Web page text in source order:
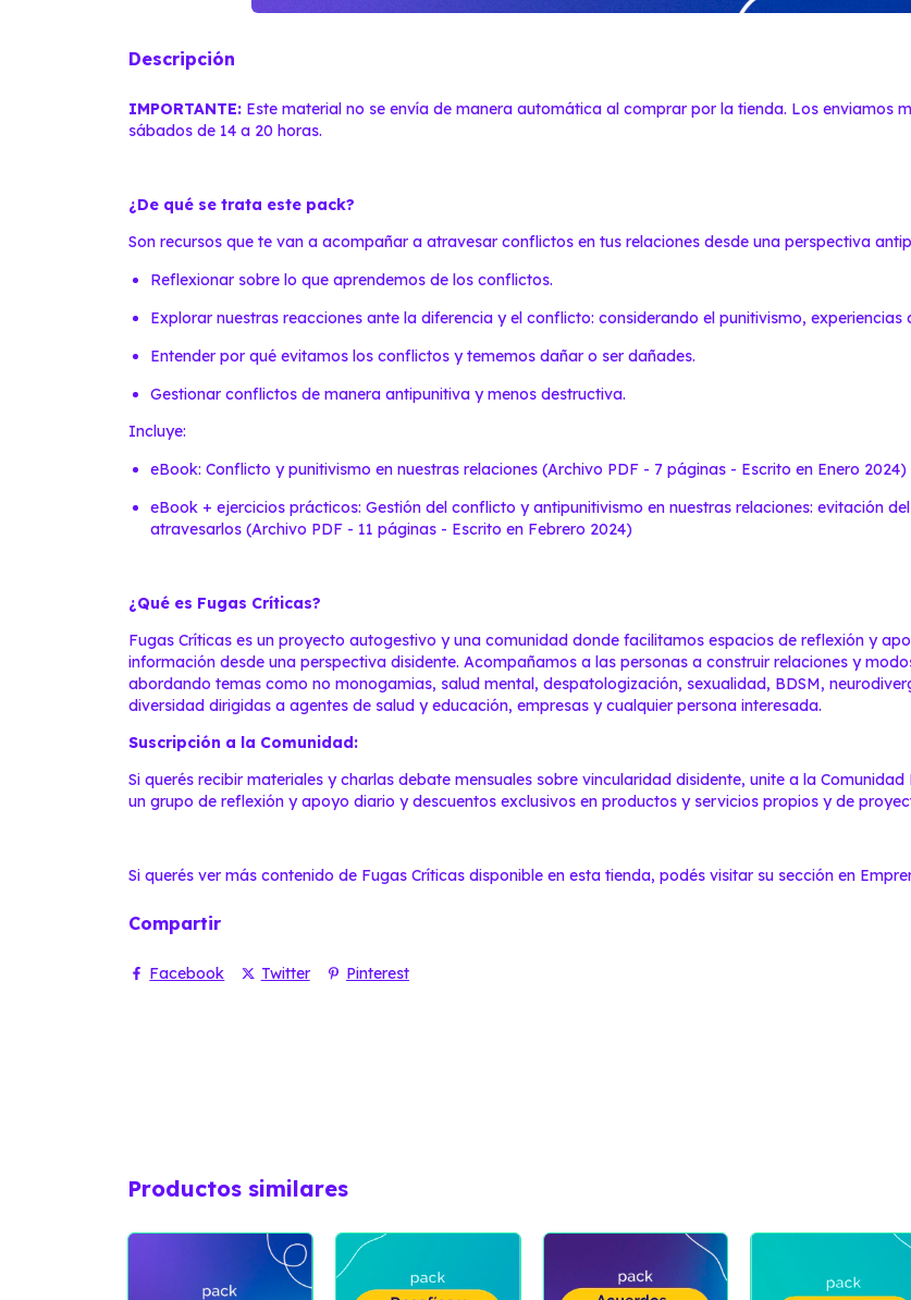
Descripción
IMPORTANTE: Este material no se envía de manera automática al comprar por la tienda. Los enviamos
sábados de 14 a 20 horas.
¿De qué se trata este pack?
Son recursos que te van a acompañar a atravesar conflictos en tus relaciones desde una perspectiva
Reflexionar sobre lo que aprendemos de los conflictos.
Explorar nuestras reacciones ante la diferencia y el conflicto: considerando el punitivismo, experiencias
Entender por qué evitamos los conflictos y tememos dañar o ser dañades.
Gestionar conflictos de manera antipunitiva y menos destructiva.
Incluye:
eBook: Conflicto y punitivismo en nuestras relaciones (Archivo PDF - 7 páginas - Escrito en Enero 2024)
eBook + ejercicios prácticos: Gestión del conflicto y antipunitivismo en nuestras relaciones: evitación
atravesarlos (Archivo PDF - 11 páginas - Escrito en Febrero 2024)
¿Qué es Fugas Críticas?
Fugas Críticas es un proyecto autogestivo y una comunidad donde facilitamos espacios de reflexión y
información desde una perspectiva disidente. Acompañamos a las personas a construir relaciones y
abordando temas como no monogamias, salud mental, despatologización, sexualidad, BDSM,
diversidad dirigidas a agentes de salud y educación, empresas y cualquier persona interesada.
Suscripción a la Comunidad:
Si querés recibir materiales y charlas debate mensuales sobre vincularidad disidente, unite a la Comunidad
un grupo de reflexión y apoyo diario y descuentos exclusivos en productos y servicios propios y de
Si querés ver más contenido de Fugas Críticas disponible en esta tienda, podés visitar su sección en
Compartir
Facebook Twitter Pinterest
Productos similares